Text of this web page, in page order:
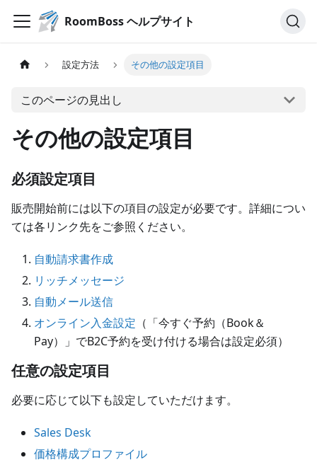
RoomBoss ヘルプサイト
設定方法 その他の設定項目
このページの見出し
その他の設定項目
必須設定項目
販売開始前には以下の項目の設定が必要です。詳細につい
ては各リンク先をご参照ください。
自動請求書作成
リッチメッセージ
自動メール送信
オンライン入金設定 （「今すぐ予約（Book＆
Pay）」でB2C予約を受け付ける場合は設定必須）
任意の設定項目
必要に応じて以下も設定していただけます。
Sales Desk
価格構成プロファイル